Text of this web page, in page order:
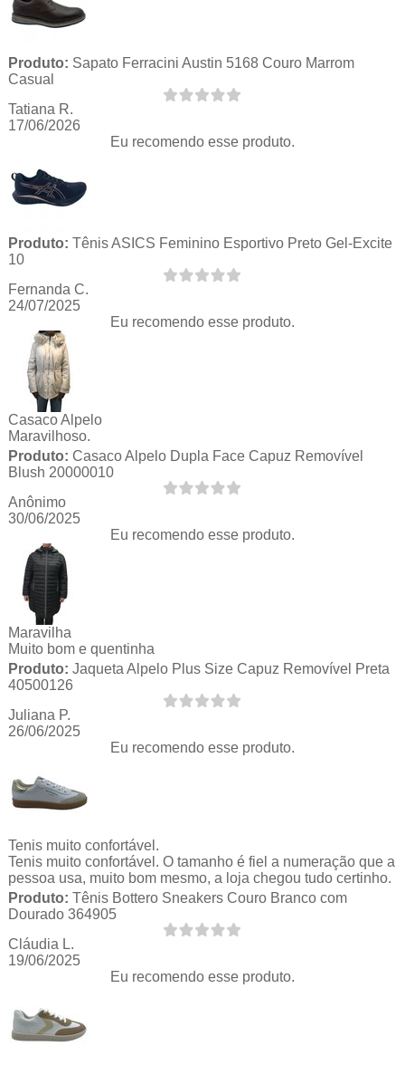
Produto: Sapato Ferracini Austin 5168 Couro Marrom
Casual
Tatiana R.
17/06/2026
Eu recomendo esse produto.
Produto: Tênis ASICS Feminino Esportivo Preto Gel-Excite
10
Fernanda C.
24/07/2025
Eu recomendo esse produto.
Casaco Alpelo
Maravilhoso.
Produto: Casaco Alpelo Dupla Face Capuz Removível
Blush 20000010
Anônimo
30/06/2025
Eu recomendo esse produto.
Maravilha
Muito bom e quentinha
Produto: Jaqueta Alpelo Plus Size Capuz Removível Preta
40500126
Juliana P.
26/06/2025
Eu recomendo esse produto.
Tenis muito confortável.
Tenis muito confortável. O tamanho é fiel a numeração que a
pessoa usa, muito bom mesmo, a loja chegou tudo certinho.
Produto: Tênis Bottero Sneakers Couro Branco com
Dourado 364905
Cláudia L.
19/06/2025
Eu recomendo esse produto.